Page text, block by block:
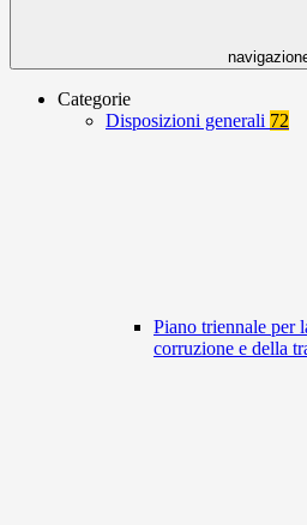
Categorie
Disposizioni generali 72
Piano triennale per
corruzione e della